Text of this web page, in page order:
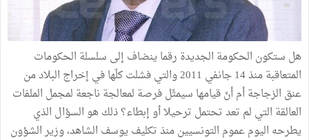
هل ستكون الحكومة الجديدة رقما ينضاف إلى سلسلة الحكومات
المتعاقبةمنذ14جانفي 2011والتيفشلتكلّهافي إخراج البلادمن
عنق الزجاجةأمأنّقيامها سيمثّلفرصة لمعالجة ناجعة لمجمل الملفات
العالقة التي لم تعدتحتمل ترحيلاأوإبطاء؟ذلك هوالسؤال الذي
يطرحه اليومعموم التونسيينمنذتكليف يوسف الشاهد،وزيرالشؤون